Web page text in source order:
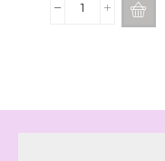
9,95€.
Balsamo
Corporal
18g